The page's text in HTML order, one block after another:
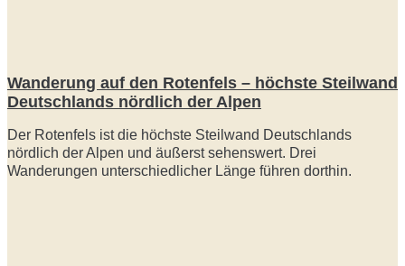
Wanderung auf den Rotenfels – höchste Steilwand
Deutschlands nördlich der Alpen
Der Rotenfels ist die höchste Steilwand Deutschlands
nördlich der Alpen und äußerst sehenswert. Drei
Wanderungen unterschiedlicher Länge führen dorthin.